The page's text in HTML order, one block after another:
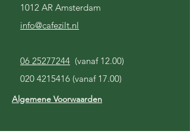
1012 AR Amsterdam
info@cafezilt.nl
06 25277244 (vanaf 12.00)
020 4215416 (vanaf 17.00)
Algemene Voorwaarden